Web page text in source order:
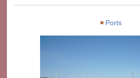
Ports